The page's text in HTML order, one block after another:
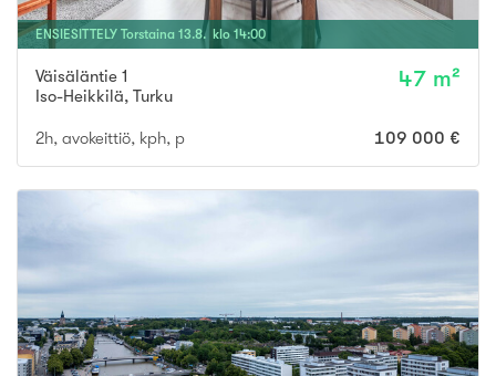
ENSIESITTELY Torstaina 13.8. klo 14:00
Väisäläntie 1
Iso-Heikkilä, Turku
47 m²
2h, avokeittiö, kph, p 109 000 €